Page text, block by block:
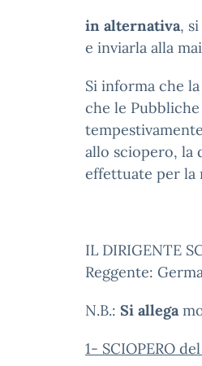
in alternativa,
e inviarla alla
Si informa che
che le
allo sciopero, la
effettuate per la
IL DIRIGENTE
Reggente:
N.B.: Si allega
1- SCIOPERO